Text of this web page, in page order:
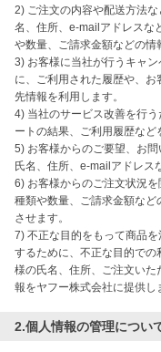
2) ご注文の内容や配送方法
名、住所、e-mailアドレスな
や数量、ご請求金額などの情
3) お客様に当社が行うキャ
に、ご利用された履歴や、
先情報を利用します。
4) 当社のサービス改善を行
ートの結果、ご利用履歴など
5) お客様からのご要望、お
氏名、住所、e-mailアドレス
6) お客様からのご注文状況
種類や数量、ご請求金額な
させます。
7) 不正な目的をもって商品
するために、不正な目的で
様の氏名、住所、ご注文い
報をヤフー株式会社に提供し
2.個人情報の管理につい